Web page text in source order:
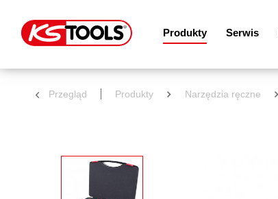
Produkty Serwis
Przegląd Produkty Narzędzia ręczne